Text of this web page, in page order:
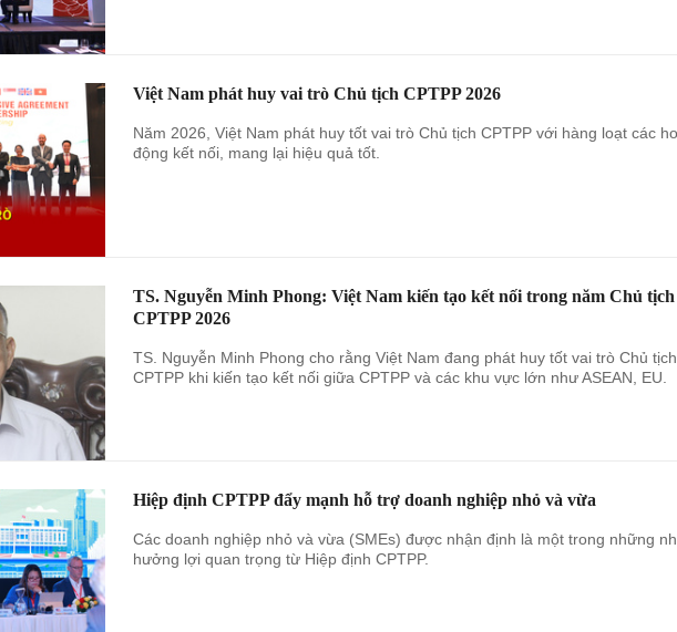
Việt Nam phát huy vai trò Chủ tịch CPTPP 2026
Năm 2026, Việt Nam phát huy tốt vai trò Chủ tịch CPTPP với hàng loạt các
động kết nối, mang lại hiệu quả tốt.
TS. Nguyễn Minh Phong: Việt Nam kiến tạo kết nối trong năm Chủ tịch
CPTPP 2026
TS. Nguyễn Minh Phong cho rằng Việt Nam đang phát huy tốt vai trò Chủ tịch
CPTPP khi kiến tạo kết nối giữa CPTPP và các khu vực lớn như ASEAN, EU.
Hiệp định CPTPP đẩy mạnh hỗ trợ doanh nghiệp nhỏ và vừa
Các doanh nghiệp nhỏ và vừa (SMEs) được nhận định là một trong những
hưởng lợi quan trọng từ Hiệp định CPTPP.